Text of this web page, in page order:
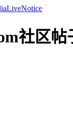
LiveNotice
社区帖